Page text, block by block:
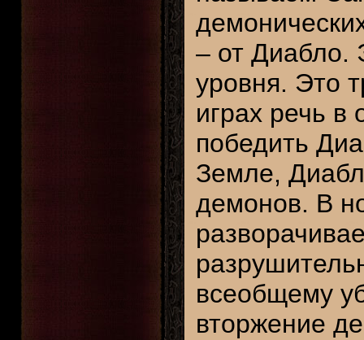
– от Диабло.
уровня. Это
играх речь
победить
Земле,
демонов. В
всеобщему
вторжение